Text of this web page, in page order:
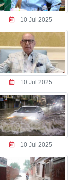
10 Jul 2025
10 Jul 2025
10 Jul 2025